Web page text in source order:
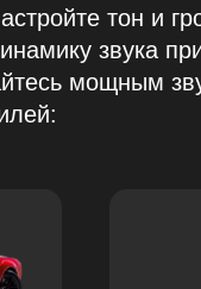
тон и
звука
мощным